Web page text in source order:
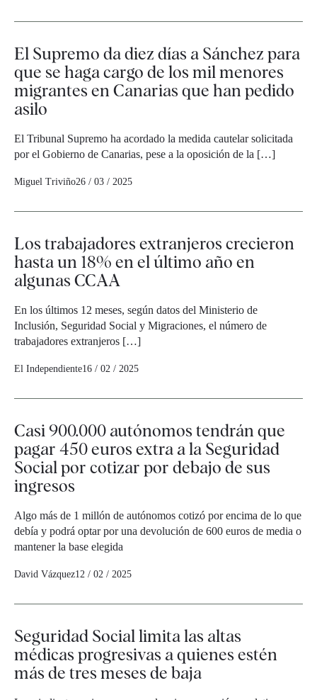
El Supremo da diez días a Sánchez para
que se haga cargo de los mil menores
migrantes en Canarias que han pedido
asilo
El Tribunal Supremo ha acordado la medida cautelar solicitada
por el Gobierno de Canarias, pese a la oposición de la […]
Miguel Triviño26 / 03 / 2025
Los trabajadores extranjeros crecieron
hasta un 18% en el último año en
algunas CCAA
En los últimos 12 meses, según datos del Ministerio de
Inclusión, Seguridad Social y Migraciones, el número de
trabajadores extranjeros […]
El Independiente16 / 02 / 2025
Casi 900.000 autónomos tendrán que
pagar 450 euros extra a la Seguridad
Social por cotizar por debajo de sus
ingresos
Algo más de 1 millón de autónomos cotizó por encima de lo que
debía y podrá optar por una devolución de 600 euros de media o
mantener la base elegida
David Vázquez12 / 02 / 2025
Seguridad Social limita las altas
médicas progresivas a quienes estén
más de tres meses de baja